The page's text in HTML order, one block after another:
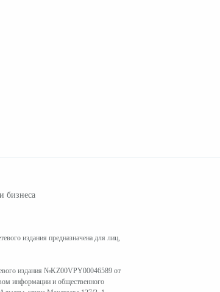
бизнеса
издания предназначена для лиц,
издания №KZ00VPY00046589 от
информации и общественного